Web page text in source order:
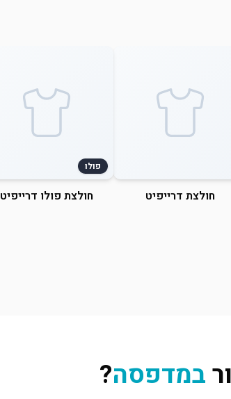
חולצת דרייפיט
פולו
חולצת פולו דרייפיט
במדפסה?